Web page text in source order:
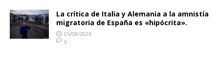
La crítica de Italia y Alemania a la amnistía
migratoria de España es «hipócrita».
05/08/2026
0